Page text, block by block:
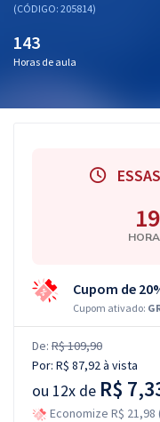
Aprovados
(CÓDIGO: 205814)
143
Horas de aula
19
Cupom de
Cupom ativado:
De: R$ 109,90
Por: R$ 87,92à vista
ou 12x de R$
Economize R$ 21,98